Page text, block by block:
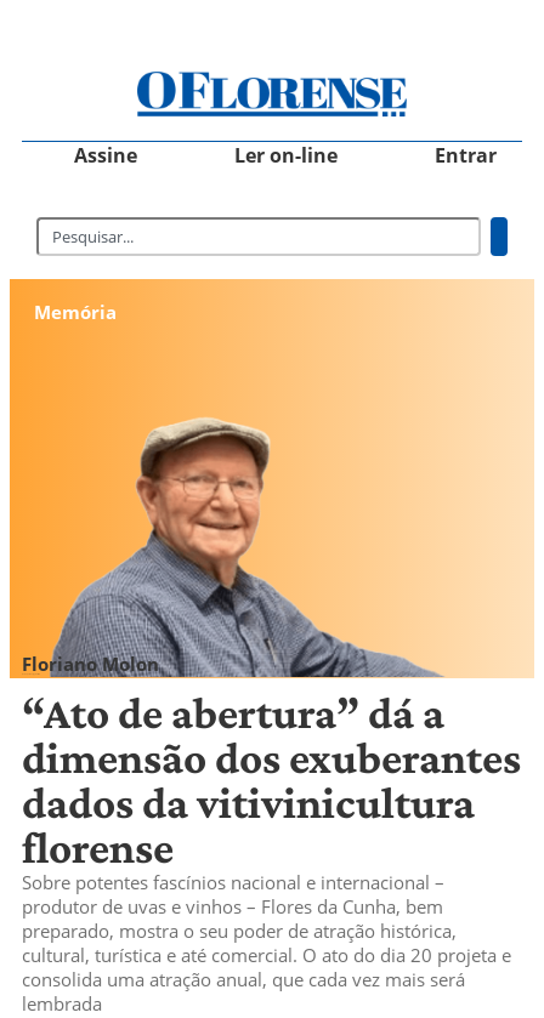
Assine Ler on-line Entrar
Memória
Floriano Molon
“Ato de abertura” dá a
dimensão dos exuberantes
dados da vitivinicultura
florense
Sobre potentes fascínios nacional e internacional –
produtor de uvas e vinhos – Flores da Cunha, bem
preparado, mostra o seu poder de atração histórica,
cultural, turística e até comercial. O ato do dia 20 projeta e
consolida uma atração anual, que cada vez mais será
lembrada